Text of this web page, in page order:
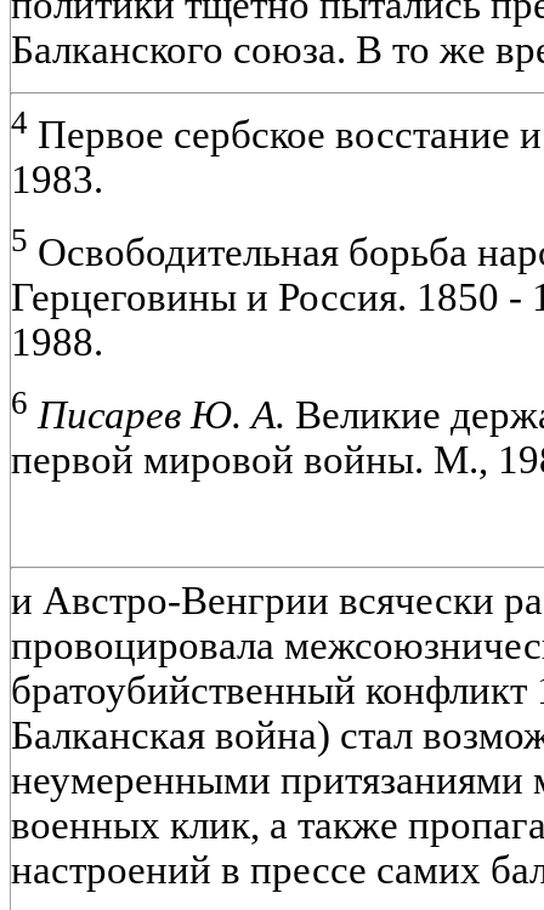
Балканского союза. В то же
4 Первое сербское восстание
1983.
5 Освободительная борьба
Герцеговины и Россия. 1850 -
1988.
6 Писарев Ю. А. Великие
первой мировой войны. М.,
и Австро-Венгрии всячески
провоцировала
братоубийственный конфликт
Балканская война) стал
неумеренными притязаниями
военных клик, а также
настроений в прессе самих